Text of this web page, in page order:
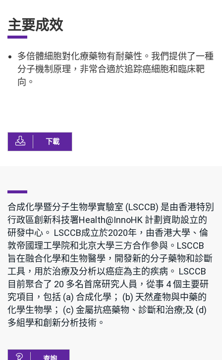
主要成效
多倍體細胞對化療藥物有耐藥性。我們提供了一種
分子機制原理，非常合適於追踪癌細胞和臨床靶
向。
下載
合成化學暨分子生物學實驗室 (LSCCB) 是由香港特別
行政區創新科技署Health@InnoHK 計劃資助設立的
研發中心。 LSCCB成立於2020年，由香港大學、倫
敦帝國理工學院和北京大學三方合作參與。LSCCB
旨在融合化學和生物醫學，開發新的分子藥物和診斷
工具，用於治療及分析以癌症為主的疾病。 LSCCB
目前聚合了 20 多名首席研究人員，從事 4 個主要研
究項目，包括 (a) 合成化學； (b) 天然產物與中藥的
化學生物學； (c) 金屬抗癌藥物、診斷和治療;及 (d)
多組學和創新分析技術。